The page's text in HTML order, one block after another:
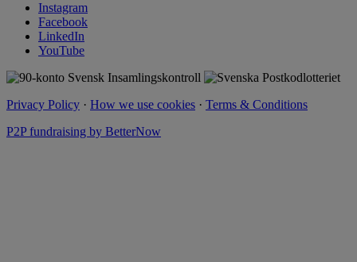
Instagram
Facebook
LinkedIn
YouTube
Privacy Policy · How we use cookies · Terms & Conditions
P2P fundraising by BetterNow